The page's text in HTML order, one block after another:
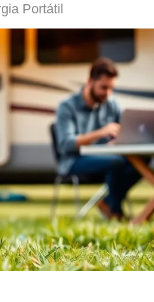
Portátil
Onde Estiver
chega rápido, seja no Rio
outro lugar do Brasil.
QUALQUER LUGAR